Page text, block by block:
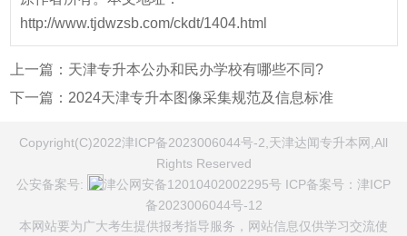
http://www.tjdwzsb.com/ckdt/1404.html
上一篇： 天津专升本公办和民办学校有哪些不同?
下一篇： 2024天津专升本图像采集规范及信息标准
Copyright(C)2022津ICP备2023006044号-2,天津达闻专升本网,All
Rights Reserved
公安备案号:
津公网安备12010402002295号 ICP备案号： 津ICP
备2023006044号-12
本网站要为广大考生提供报考指导服务，网站信息仅供学习交流使